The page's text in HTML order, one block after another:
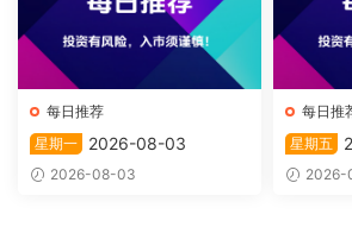
每日推荐
星期一
2026-08-03
2026-08-03
每日推
星期五
2026-